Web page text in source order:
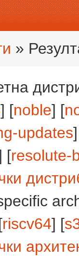
»
] [noble] [
updates
[resolute-
riscv64] [